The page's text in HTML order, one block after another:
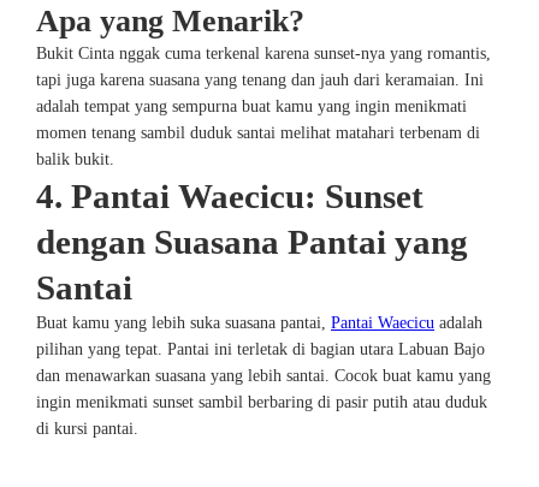
Apa yang Menarik?
Bukit Cinta nggak cuma terkenal karena sunset-nya yang romantis,
tapi juga karena suasana yang tenang dan jauh dari keramaian. Ini
adalah tempat yang sempurna buat kamu yang ingin menikmati
momen tenang sambil duduk santai melihat matahari terbenam di
balik bukit.
4. Pantai Waecicu: Sunset
dengan Suasana Pantai yang
Santai
Buat kamu yang lebih suka suasana pantai, Pantai Waecicu adalah
pilihan yang tepat. Pantai ini terletak di bagian utara Labuan Bajo
dan menawarkan suasana yang lebih santai. Cocok buat kamu yang
ingin menikmati sunset sambil berbaring di pasir putih atau duduk
di kursi pantai.